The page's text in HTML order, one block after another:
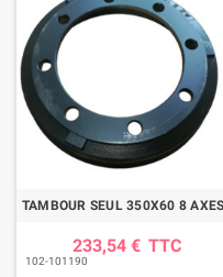
233,54 € TTC
102-101190